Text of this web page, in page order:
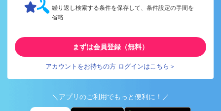
繰り返し検索する条件を保存して、条件設定の手間を
省略
まずは会員登録（無料）
アカウントをお持ちの方 ログインはこちら＞
＼アプリのご利用でもっと便利に！／